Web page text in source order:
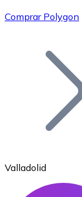
Bitcoin
Comprar Polygon
Valladolid